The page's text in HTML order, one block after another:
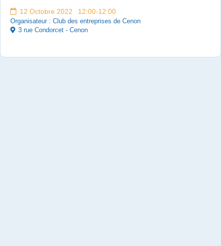
12 Octobre 2022 12:00-12:00
Organisateur : Club des entreprises de Cenon
3 rue Condorcet - Cenon